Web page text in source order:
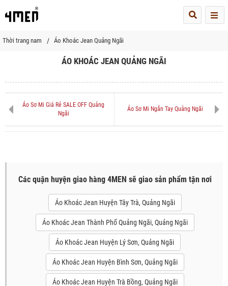
Thời trang nam Áo Khoác Jean Quảng Ngãi
ÁO KHOÁC JEAN QUẢNG NGÃI
Áo Sơ Mi Giá Rẻ SALE OFF Quảng
Ngãi
Áo Sơ Mi Ngắn Tay Quảng Ngãi
Các quận huyện giao hàng 4MEN sẽ giao sản phẩm tận nơi
Áo Khoác Jean Huyện Tây Trà, Quảng Ngãi
Áo Khoác Jean Thành Phố Quảng Ngãi, Quảng Ngãi
Áo Khoác Jean Huyện Lý Sơn, Quảng Ngãi
Áo Khoác Jean Huyện Bình Sơn, Quảng Ngãi
Áo Khoác Jean Huyện Trà Bồng, Quảng Ngãi